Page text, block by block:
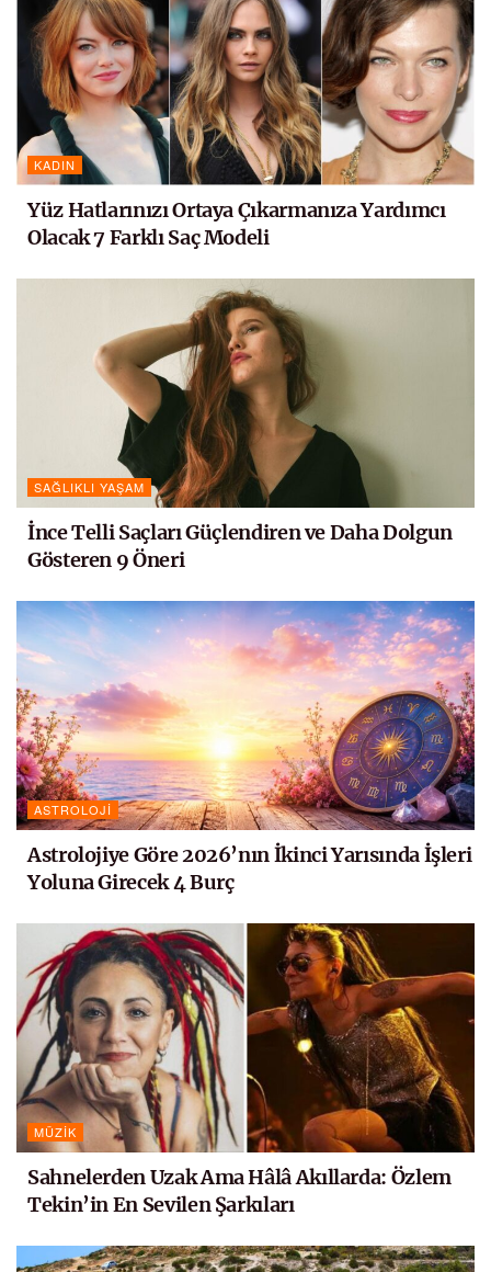
KADIN
Yüz Hatlarınızı Ortaya Çıkarmanıza Yardımcı
Olacak 7 Farklı Saç Modeli
SAĞLIKLI YAŞAM
İnce Telli Saçları Güçlendiren ve Daha Dolgun
Gösteren 9 Öneri
ASTROLOJI
Astrolojiye Göre 2026’nın İkinci Yarısında İşleri
Yoluna Girecek 4 Burç
MÜZIK
Sahnelerden Uzak Ama Hâlâ Akıllarda: Özlem
Tekin’in En Sevilen Şarkıları